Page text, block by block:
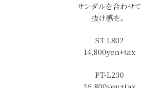
サンダルを合わせて
抜け感を。
ST-L802
14,800yen+tax
PT-L230